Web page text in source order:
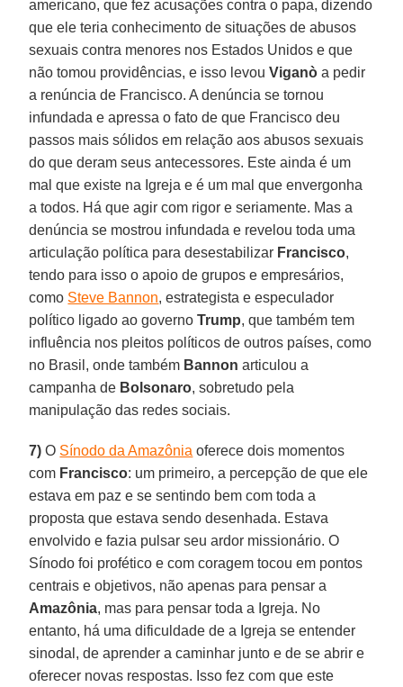
americano, que fez acusações contra o papa, dizendo
que ele teria conhecimento de situações de abusos
sexuais contra menores nos Estados Unidos e que
não tomou providências, e isso levouViganò a pedir
a renúncia de Francisco. A denúncia se tornou
infundada e apressa o fato de que Francisco deu
passos mais sólidos em relação aos abusos sexuais
do que deram seus antecessores. Este ainda é um
mal que existe na Igreja e é um mal que envergonha
a todos. Há que agir com rigor e seriamente. Mas a
denúncia se mostrou infundada e revelou toda uma
articulação política para desestabilizar Francisco,
tendo para isso o apoio de grupos e empresários,
como Steve Bannon, estrategista e especulador
político ligado ao governoTrump, que também tem
influência nos pleitos políticos de outros países, como
no Brasil, onde também Bannon articulou a
campanha de Bolsonaro, sobretudo pela
manipulação das redes sociais.
7) O Sínodo da Amazônia oferece dois momentos
com Francisco: um primeiro, a percepção de que ele
estava em paz e se sentindo bem com toda a
proposta que estava sendo desenhada. Estava
envolvido e fazia pulsar seu ardor missionário. O
Sínodo foi profético e com coragem tocou em pontos
centrais e objetivos, não apenas para pensar a
Amazônia, mas para pensar toda a Igreja. No
entanto, há uma dificuldade de a Igreja se entender
sinodal, de aprender a caminhar junto e de se abrir e
oferecer novas respostas. Isso fez com que este